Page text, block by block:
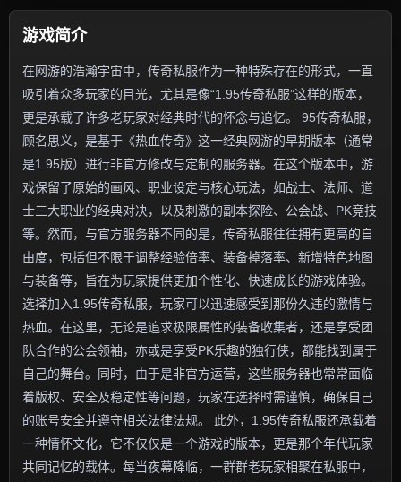
游戏简介
在网游的浩瀚宇宙中，传奇私服作为一种特殊存在的形式，一直
吸引着众多玩家的目光，尤其是像“1.95传奇私服”这样的版本，
更是承载了许多老玩家对经典时代的怀念与追忆。 95传奇私服，
顾名思义，是基于《热血传奇》这一经典网游的早期版本（通常
是1.95版）进行非官方修改与定制的服务器。在这个版本中，游
戏保留了原始的画风、职业设定与核心玩法，如战士、法师、道
士三大职业的经典对决，以及刺激的副本探险、公会战、PK竞技
等。然而，与官方服务器不同的是，传奇私服往往拥有更高的自
由度，包括但不限于调整经验倍率、装备掉落率、新增特色地图
与装备等，旨在为玩家提供更加个性化、快速成长的游戏体验。
选择加入1.95传奇私服，玩家可以迅速感受到那份久违的激情与
热血。在这里，无论是追求极限属性的装备收集者，还是享受团
队合作的公会领袖，亦或是享受PK乐趣的独行侠，都能找到属于
自己的舞台。同时，由于是非官方运营，这些服务器也常常面临
着版权、安全及稳定性等问题，玩家在选择时需谨慎，确保自己
的账号安全并遵守相关法律法规。 此外，1.95传奇私服还承载着
一种情怀文化，它不仅仅是一个游戏的版本，更是那个年代玩家
共同记忆的载体。每当夜幕降临，一群群老玩家相聚在私服中，